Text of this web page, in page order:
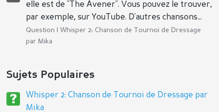
elle est de "The Avener". Vous pouvez le trouver,
par exemple, sur YouTube. D'autres chansons...
Question |Whisper 2: Chanson de Tournoi de Dressage
par Mika
Sujets Populaires
Whisper 2: Chanson de Tournoi de Dressage par
Mika